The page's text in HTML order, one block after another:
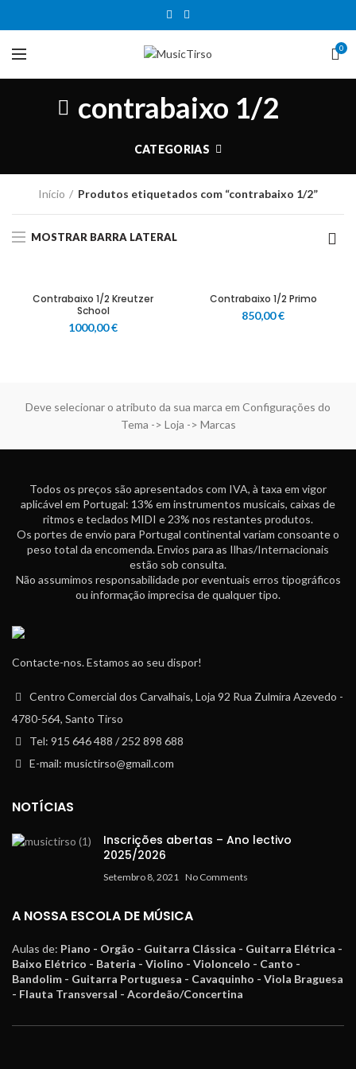
0
contrabaixo 1/2
CATEGORIAS
Início Produtos etiquetados com “contrabaixo 1/2”
MOSTRAR BARRA LATERAL
Contrabaixo 1/2 Kreutzer
School
1000,00€
Contrabaixo 1/2 Primo
850,00€
Deve selecionar o atributo da sua marca em Configurações do
Tema -> Loja -> Marcas
Todos os preços são apresentados com IVA, à taxa em vigor
aplicável em Portugal: 13% em instrumentos musicais, caixas de
ritmos e teclados MIDI e 23% nos restantes produtos.
Os portes de envio para Portugal continental variam consoante o
peso total da encomenda. Envios para as Ilhas/Internacionais
estão sob consulta.
Não assumimos responsabilidade por eventuais erros tipográficos
ou informação imprecisa de qualquer tipo.
Contacte-nos. Estamos ao seu dispor!
Centro Comercial dos Carvalhais, Loja 92 Rua Zulmira Azevedo -
4780-564, Santo Tirso
Tel: 915 646 488 / 252 898 688
E-mail: musictirso@gmail.com
NOTÍCIAS
Inscrições abertas – Ano lectivo
2025/2026
Setembro 8, 2021 No Comments
A NOSSA ESCOLA DE MÚSICA
Aulas de: Piano - Orgão - Guitarra Clássica - Guitarra Elétrica -
Baixo Elétrico - Bateria - Violino - Violoncelo - Canto -
Bandolim - Guitarra Portuguesa - Cavaquinho - Viola Braguesa
- Flauta Transversal - Acordeão/Concertina